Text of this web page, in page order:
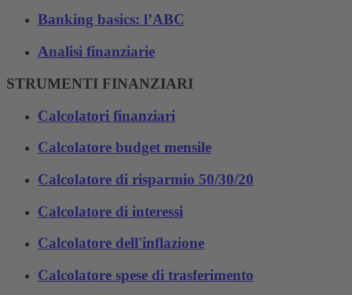
Banking basics: l’ABC
Analisi finanziarie
STRUMENTI FINANZIARI
Calcolatori finanziari
Calcolatore budget mensile
Calcolatore di risparmio 50/30/20
Calcolatore di interessi
Calcolatore dell'inflazione
Calcolatore spese di trasferimento